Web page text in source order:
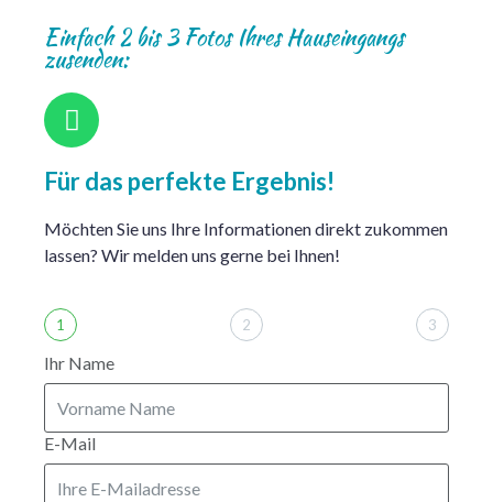
Einfach 2 bis 3 Fotos Ihres Hauseingangs
zusenden:
Für das perfekte Ergebnis!
Möchten Sie uns Ihre Informationen direkt zukommen
lassen? Wir melden uns gerne bei Ihnen!
1 2 3
Ihr Name
E-Mail